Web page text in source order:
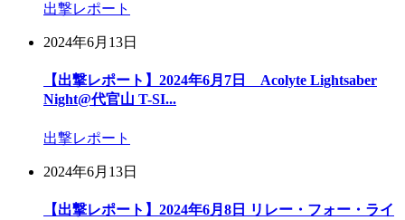
出撃レポート
2024年6月13日
【出撃レポート】2024年6月7日 Acolyte Lightsaber
Night@代官山 T-SI...
出撃レポート
2024年6月13日
【出撃レポート】2024年6月8日 リレー・フォー・ライ